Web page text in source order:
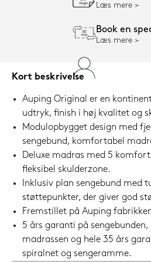
Læs mere
Book en
Læs mere
Kort beskrivelse
Auping Original er en
udtryk, finish i høj kvalitet og
Modulopbygget design med
sengebund, komfortabel
Deluxe madras med 5
fleksibel skulderzone.
Inklusiv plan sengebund med
støttepunkter, der giver god
Fremstillet på Auping
5 års garanti på
madrassen og hele 35 års
spiralnet og sengeramme.